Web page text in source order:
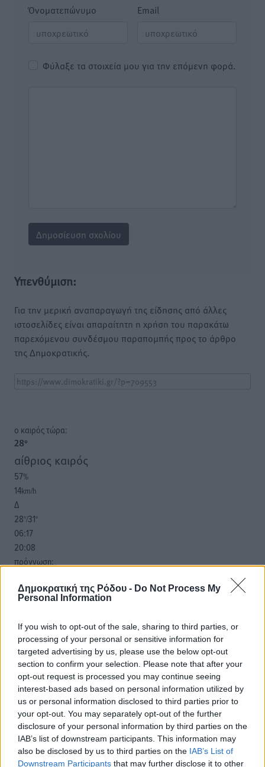
Δημοκρατική της Ρόδου - Do Not Process My
Personal Information
If you wish to opt-out of the sale, sharing to third parties, or
processing of your personal or sensitive information for
targeted advertising by us, please use the below opt-out
section to confirm your selection. Please note that after your
opt-out request is processed you may continue seeing
interest-based ads based on personal information utilized by
us or personal information disclosed to third parties prior to
your opt-out. You may separately opt-out of the further
disclosure of your personal information by third parties on the
IAB’s list of downstream participants. This information may
also be disclosed by us to third parties on the IAB’s List of
Downstream Participants that may further disclose it to other
Όνοματεπώνυμο Email
Φύλαξε τα στοιχεία μου για την επόμενη φορά.
Υπενθύμιση:
Για την μερική αναπαραγωγή της είδησης από άλλες
ιστοσελίδες είναι απαραίτητη η χρήση του παρακάτω
παρεχόμενου συνδέσμου παραπομπής προς το άρθρο
της Δημοκρατικής.
o καιρός τώρα:
28°
αίθριος καιρός
57%
14km/h
Δ
28°/31°
06:17
20:08
πρόγνωση:
ΠΑ
28 °
29 °
ΚΥ
29°
ΔΕ